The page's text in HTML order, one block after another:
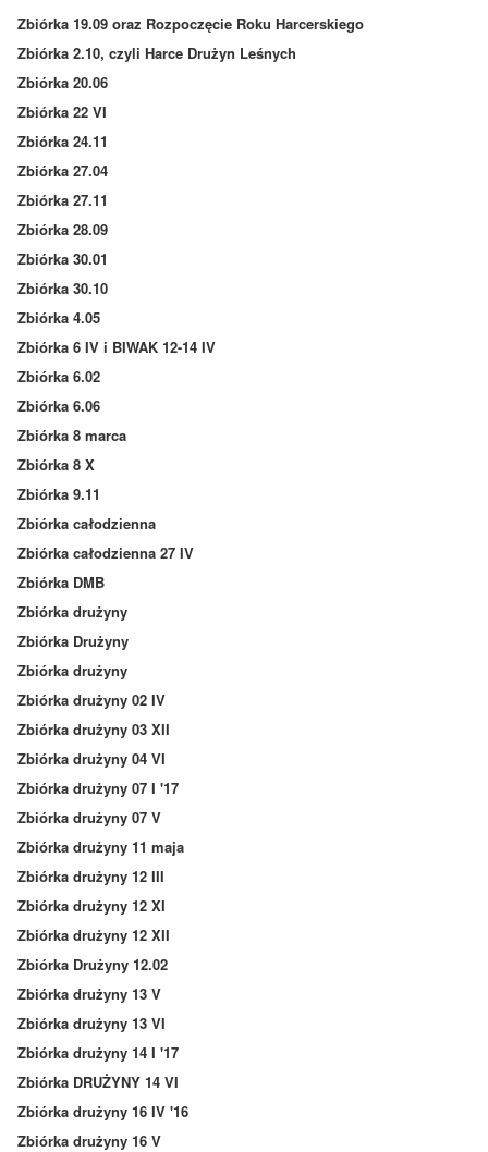
Zbiórka 19.09 oraz Rozpoczęcie Roku Harcerskiego
Zbiórka 2.10, czyli Harce Drużyn Leśnych
Zbiórka 20.06
Zbiórka 22 VI
Zbiórka 24.11
Zbiórka 27.04
Zbiórka 27.11
Zbiórka 28.09
Zbiórka 30.01
Zbiórka 30.10
Zbiórka 4.05
Zbiórka 6 IV i BIWAK 12-14 IV
Zbiórka 6.02
Zbiórka 6.06
Zbiórka 8 marca
Zbiórka 8 X
Zbiórka 9.11
Zbiórka całodzienna
Zbiórka całodzienna 27 IV
Zbiórka DMB
Zbiórka drużyny
Zbiórka Drużyny
Zbiórka drużyny
Zbiórka drużyny 02 IV
Zbiórka drużyny 03 XII
Zbiórka drużyny 04 VI
Zbiórka drużyny 07 I '17
Zbiórka drużyny 07 V
Zbiórka drużyny 11 maja
Zbiórka drużyny 12 III
Zbiórka drużyny 12 XI
Zbiórka drużyny 12 XII
Zbiórka Drużyny 12.02
Zbiórka drużyny 13 V
Zbiórka drużyny 13 VI
Zbiórka drużyny 14 I '17
Zbiórka DRUŻYNY 14 VI
Zbiórka drużyny 16 IV '16
Zbiórka drużyny 16 V